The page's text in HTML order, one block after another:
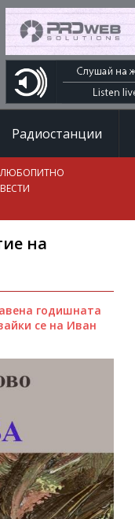
Радиостанции
ЛЮБОПИТНО
ВЕСТИ
на
годишната
се на Иван